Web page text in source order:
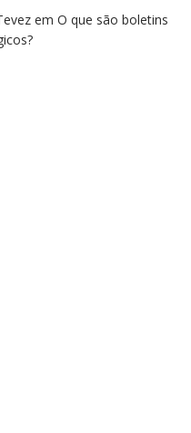
emO que são boletins